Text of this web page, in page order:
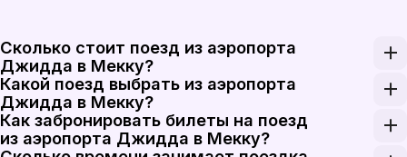
Сколько стоит поезд из аэропорта
Джидда в Мекку?
Тарифы Haramain в одну сторону на маршруте
Какой поезд выбрать из аэропорта
Джидда в Мекку?
Следуйте на высокоскоростном поезде
Как забронировать билеты на поезд
из аэропорта Джидда в Мекку?